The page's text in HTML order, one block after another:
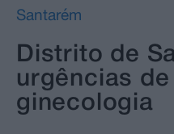
Santarém
Distrito de
urgências
ginecologia